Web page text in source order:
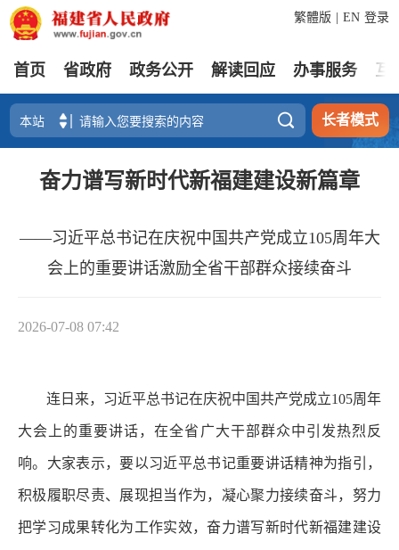
登录
繁體版 EN
首页 省政府 政务公开 解读回应 办事服务 互
 长者模式
奋力谱写新时代新福建建设新篇章
——习近平总书记在庆祝中国共产党成立105周年大
会上的重要讲话激励全省干部群众接续奋斗
2026-07-08 07:42
连日来，习近平总书记在庆祝中国共产党成立105周年
大会上的重要讲话，在全省广大干部群众中引发热烈反
响。大家表示，要以习近平总书记重要讲话精神为指引，
积极履职尽责、展现担当作为，凝心聚力接续奋斗，努力
把学习成果转化为工作实效，奋力谱写新时代新福建建设